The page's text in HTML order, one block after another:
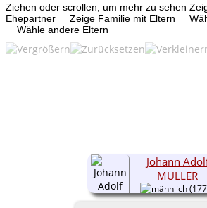
Ziehen oder scrollen, um mehr zu sehen
Ehepartner
Zeige Familie mit Eltern
Wähle andere Eltern
Johann
MÜLLER
1862)